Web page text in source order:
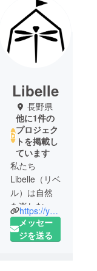
Libelle
長野県
他に1件の
プロジェク
トを掲載し
ています
私たち
Libelle（リベ
ル）は自然
を楽しむ事
を目的にス
タートした
https://youhoku.jp/outdoor/
メッセー
ジを送る